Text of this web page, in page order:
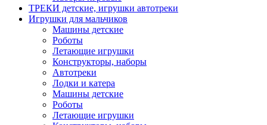
ТРЕКИ детские, игрушки автотреки
Игрушки для мальчиков
Машины детские
Роботы
Летающие игрушки
Конструкторы, наборы
Автотреки
Лодки и катера
Машины детские
Роботы
Летающие игрушки